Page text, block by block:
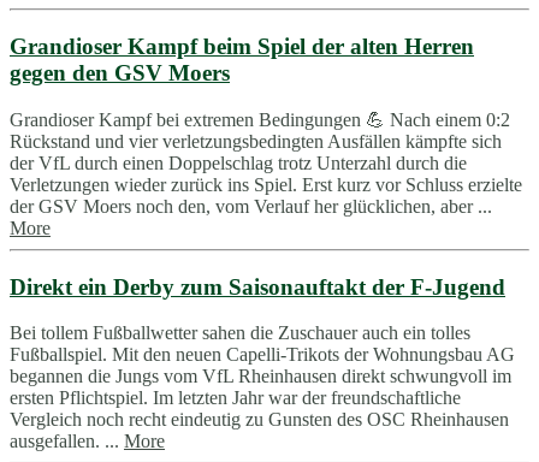
Grandioser Kampf beim Spiel der alten Herren
gegen den GSV Moers
Grandioser Kampf bei extremen Bedingungen 💪 Nach einem 0:2
Rückstand und vier verletzungsbedingten Ausfällen kämpfte sich
der VfL durch einen Doppelschlag trotz Unterzahl durch die
Verletzungen wieder zurück ins Spiel. Erst kurz vor Schluss erzielte
der GSV Moers noch den, vom Verlauf her glücklichen, aber ...
More
Direkt ein Derby zum Saisonauftakt der F-Jugend
Bei tollem Fußballwetter sahen die Zuschauer auch ein tolles
Fußballspiel. Mit den neuen Capelli-Trikots der Wohnungsbau AG
begannen die Jungs vom VfL Rheinhausen direkt schwungvoll im
ersten Pflichtspiel. Im letzten Jahr war der freundschaftliche
Vergleich noch recht eindeutig zu Gunsten des OSC Rheinhausen
ausgefallen. ... More